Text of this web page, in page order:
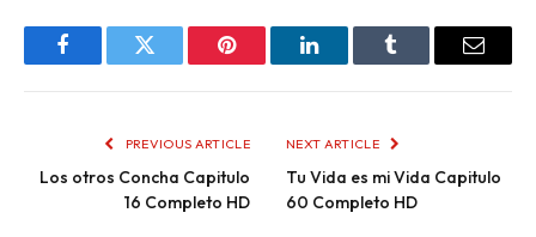
FacebookTwitter Pinterest LinkedInTumblr Email
PREVIOUS ARTICLE
Los otros Concha Capitulo
16 Completo HD
NEXT ARTICLE
Tu Vida es mi Vida Capitulo
60 Completo HD